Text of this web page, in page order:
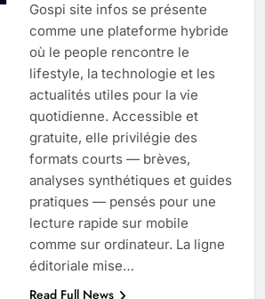
Okrami : comprendre ses
fonctionnalités clés et avantages
4 Mois Ago
Découvrez notre test d’orientation
gratuit spécialement conçu pour
collégiens et lycéens
4 Mois Ago
Liste complète des marques
rezoactif.com à connaître en 2025
4 Mois Ago
Gospi site infos se présente
comme une plateforme hybride
où le people rencontre le
lifestyle, la technologie et les
actualités utiles pour la vie
quotidienne. Accessible et
gratuite, elle privilégie des
formats courts — brèves,
analyses synthétiques et guides
pratiques — pensés pour une
lecture rapide sur mobile
comme sur ordinateur. La ligne
éditoriale mise…
Read Full News